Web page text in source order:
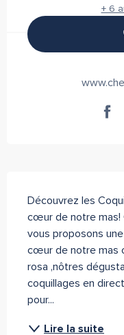
+ 6
Description
Découvrez les
cœur de notre mas!
vous proposons
cœur de notre mas
rosa ,nôtres
coquillages en
pour...
Lire la suite